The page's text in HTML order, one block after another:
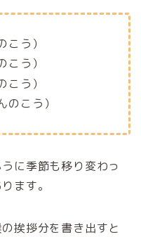
う）
う）
う）
こう）
に季節も移り変わっ
ます。
挨拶分を書き出すと